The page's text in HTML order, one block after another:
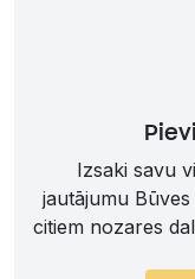
Izsaki savu
jautājumu
citiem nozares